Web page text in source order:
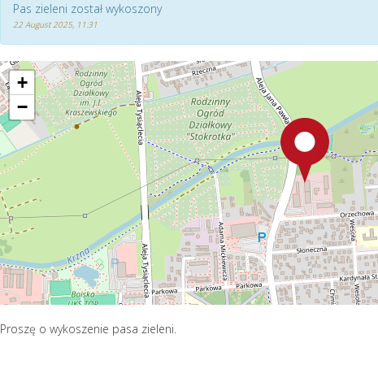
Pas zieleni został wykoszony
22 August 2025, 11:31
+
−
Proszę o wykoszenie pasa zieleni.